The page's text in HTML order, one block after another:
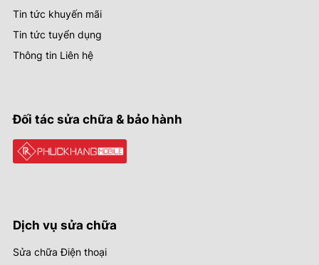
Tin tức khuyến mãi
Tin tức tuyển dụng
Thông tin Liên hệ
Đối tác sửa chữa & bảo hành
Dịch vụ sửa chữa
Sửa chữa Điện thoại